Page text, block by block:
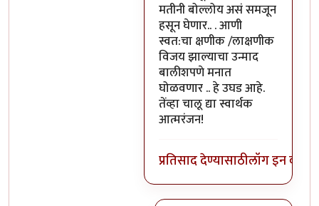
मतीनी बोल्लोय असं समजून
हसून घेणार.. . आणी
स्वत:चा क्षणीक /लाक्षणीक
विजय झाल्याचा उन्माद
बालीशपणे मनात
घोळवणार .. हे उघड आहे.
तेंव्हा चालू द्या स्वार्थक
आत्मरंजन!
प्रतिसाद देण्यासाठीलॉग इन करा